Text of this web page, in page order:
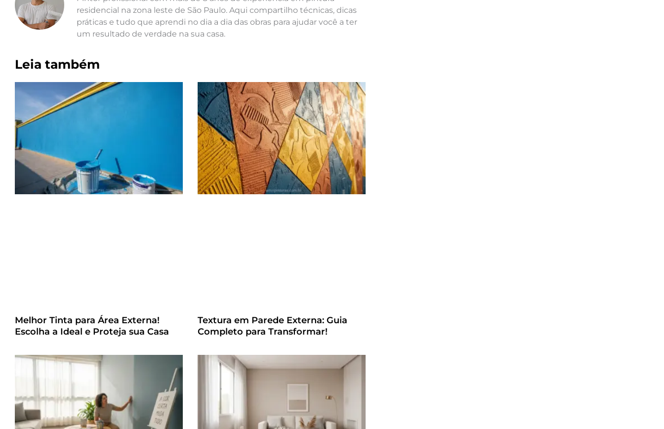
residencial na zona leste de São Paulo. Aqui compartilho técnicas, dicas
práticas e tudo que aprendi no dia a dia das obras para ajudar você a ter
um resultado de verdade na sua casa.
Leia também
Melhor Tinta para Área Externa!
Escolha a Ideal e Proteja sua Casa
Textura em Parede Externa: Guia
Completo para Transformar!